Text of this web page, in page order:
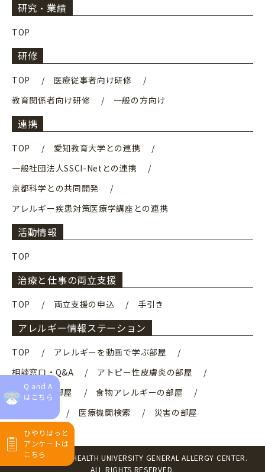
研究・業績
TOP
研修
TOP
医療従事者向け研修
教育関係者向け研修
一般の方向け
連携
TOP
愛知教育大学との連携
一般社団法人SSCI-Netとの連携
京都科学との共同開発
アレルギー疾患対策医療学講座との連携
活動情報
TOP
治療と仕事の両立支援
TOP 両立支援の申込 手引き
アレルギー情報ステーション
TOP
アレルギーを動画で学ぶ部屋
相談窓口・Q&A
アトピー性皮膚炎の部屋
成人喘息の部屋
食物アレルギーの部屋
医療機関検索 災害の部屋
© 2017 FUJITA HEALTH UNIVERSITY GENERAL ALLERGY CENTER.
ALL RIGHTS RESERVED.
Q and A
はこちら
ひやりはっと
アンケートは
こちら